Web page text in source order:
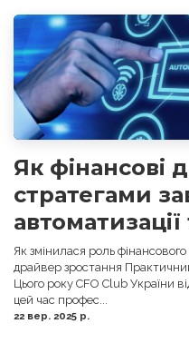
Як фінансові
стратегами
автоматизації
Як змінилася роль
драйвер зростання
Цього року CFO Club України
цей час профес...
22 вер. 2025 р.